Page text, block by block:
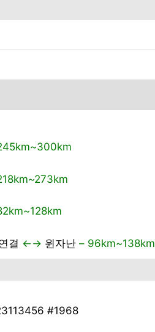
결 ←→ 윈자난 – 96km~138km
#1968